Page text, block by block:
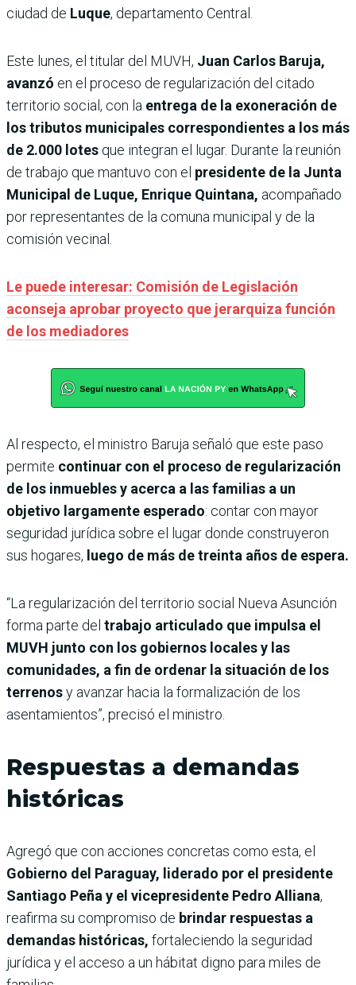
ciudad de Luque, departamento Central.
Este lunes, el titular del MUVH, Juan Carlos Baruja,
avanzó en el proceso de regularización del citado
territorio social, con la entrega de la exoneración de
los tributos municipales correspondientes a los más
de 2.000 lotes que integran el lugar. Durante la reunión
de trabajo que mantuvo con el presidente de la Junta
Municipal de Luque, Enrique Quintana, acompañado
por representantes de la comuna municipal y de la
comisión vecinal.
Le puede interesar: Comisión de Legislación
aconseja aprobar proyecto que jerarquiza función
de los mediadores
Al respecto, el ministro Baruja señaló que este paso
permite continuar con el proceso de regularización
de los inmuebles y acerca a las familias a un
objetivo largamente esperado: contar con mayor
seguridad jurídica sobre el lugar donde construyeron
sus hogares, luego de más de treinta años de espera.
“La regularización del territorio social Nueva Asunción
forma parte del trabajo articulado que impulsa el
MUVH junto con los gobiernos locales y las
comunidades, a fin de ordenar la situación de los
terrenosy avanzar hacia la formalización de los
asentamientos”, precisó el ministro.
Respuestas a demandas
históricas
Agregó que con acciones concretas como esta, el
Gobierno del Paraguay, liderado por el presidente
Santiago Peña y el vicepresidente Pedro Alliana,
reafirma su compromiso de brindar respuestas a
demandas históricas, fortaleciendo la seguridad
jurídica y el acceso a un hábitat digno para miles de